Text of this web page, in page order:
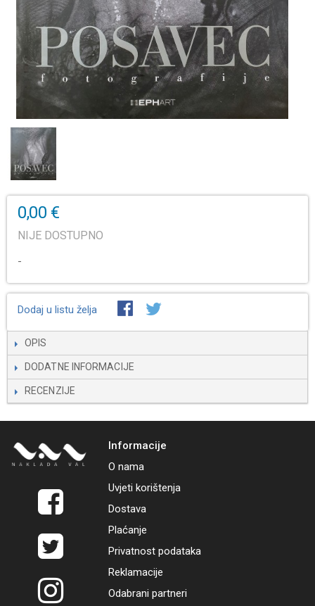
0,00 €
NIJE DOSTUPNO
-
Dodaj u listu želja
OPIS
DODATNE INFORMACIJE
RECENZIJE
Informacije
O nama
Uvjeti korištenja
Dostava
Plaćanje
Privatnost podataka
Reklamacije
Odabrani partneri